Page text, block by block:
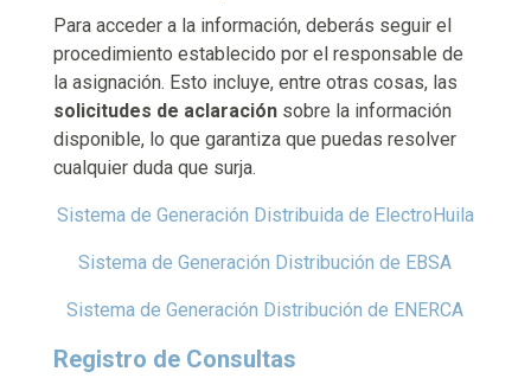
Para acceder a la información, deberás seguir el
procedimiento establecido por el responsable de
la asignación. Esto incluye, entre otras cosas, las
solicitudes de aclaraciónsobre la información
disponible, lo que garantiza que puedas resolver
cualquier duda que surja.
Sistema de Generación Distribuida de ElectroHuila
Sistema de Generación Distribución de EBSA
Sistema de Generación Distribución de ENERCA
Registro de Consultas